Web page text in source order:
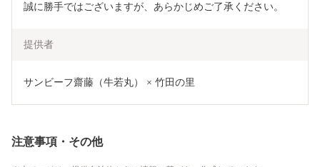
誠に勝手ではございますが、あらかじめご了承ください。
提供者
サンビーフ齋藤（牛若丸） × 竹田の里
注意事項・その他